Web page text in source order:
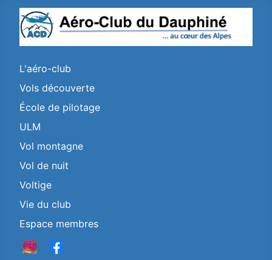
L'aéro-club
Vols découverte
École de pilotage
ULM
Vol montagne
Vol de nuit
Voltige
Vie du club
Espace membres